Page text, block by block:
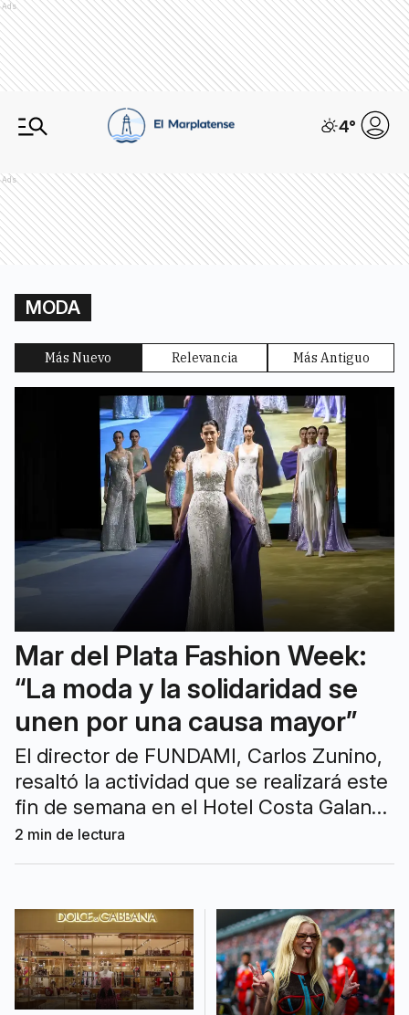
Ads
4°
Ads
MODA
Más Nuevo Relevancia Más Antiguo
Mar del Plata Fashion Week:
“La moda y la solidaridad se
unen por una causa mayor”
El director de FUNDAMI, Carlos Zunino,
resaltó la actividad que se realizará este
fin de semana en el Hotel Costa Galana.
“Va a ser un evento multitudinario”,
adelantó.
2 min de lectura